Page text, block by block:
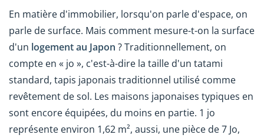
En matière d'immobilier, lorsqu'on parle d'espace, on
parle de surface. Mais comment mesure-t-on la surface
d'un logement au Japon ? Traditionnellement, on
compte en « jo », c'est-à-dire la taille d'un tatami
standard, tapis japonais traditionnel utilisé comme
revêtement de sol. Les maisons japonaises typiques en
sont encore équipées, du moins en partie. 1 jo
représente environ 1,62 m², aussi, une pièce de 7 Jo,